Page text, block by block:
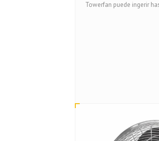
Towerfan puede ingerir